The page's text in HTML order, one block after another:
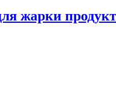
жарки